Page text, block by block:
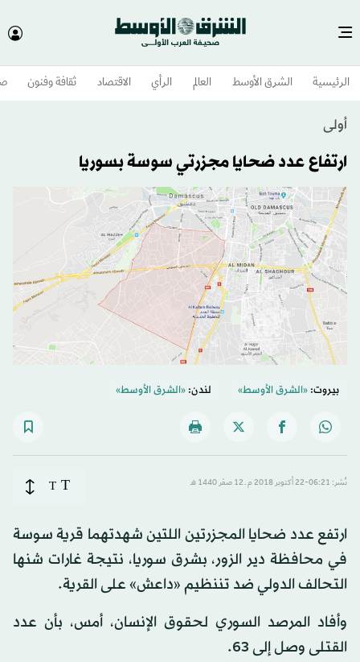
الرئيسية الشرق الأوسط​ العالم الرأي الاقتصاد ثقافة وفنون
أولى
ارتفاع عدد ضحايا مجزرتي سوسة بسوريا
بيروت:«الشرق الأوسط» لندن:«الشرق الأوسط»
نُشر: 06:21-22 أكتوبر 2018 م ـ 12 صفَر 1440 هـ T
T
ارتفع عدد ضحايا المجزرتين اللتين شهدتهما قرية سوسة
في محافظة دير الزور، بشرق سوريا، نتيجة غارات شنها
التحالف الدولي ضد تننظيم «داعش» على القرية.
وأفاد المرصد السوري لحقوق الإنسان، أمس، بأن عدد
القتلى وصل إلى 63.